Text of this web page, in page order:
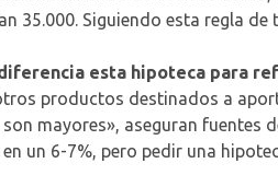
35.000. Siguiendo esta regla
diferencia esta hipoteca para
productos destinados a
mayores», aseguran fuentes
un 6-7%, pero pedir una